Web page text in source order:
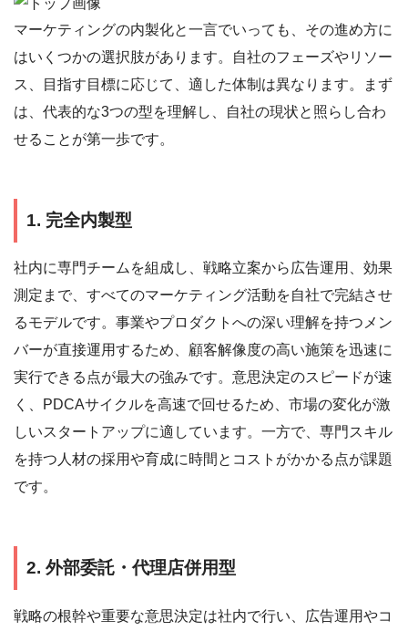
マーケティングの内製化と一言でいっても、その進め方に
はいくつかの選択肢があります。自社のフェーズやリソー
ス、目指す目標に応じて、適した体制は異なります。まず
は、代表的な3つの型を理解し、自社の現状と照らし合わ
せることが第一歩です。
1. 完全内製型
社内に専門チームを組成し、戦略立案から広告運用、効果
測定まで、すべてのマーケティング活動を自社で完結させ
るモデルです。事業やプロダクトへの深い理解を持つメン
バーが直接運用するため、顧客解像度の高い施策を迅速に
実行できる点が最大の強みです。意思決定のスピードが速
く、PDCAサイクルを高速で回せるため、市場の変化が激
しいスタートアップに適しています。一方で、専門スキル
を持つ人材の採用や育成に時間とコストがかかる点が課題
です。
2. 外部委託・代理店併用型
戦略の根幹や重要な意思決定は社内で行い、広告運用やコ